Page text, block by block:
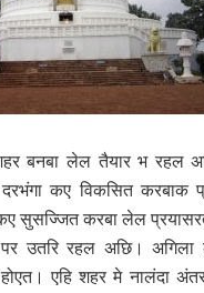
बनबा लेल तैयार भ रहल
कए विकसित करबाक
सुसज्जित करबा लेल
पर उतरि रहल अछि।
एहि शहर मे नालंदा